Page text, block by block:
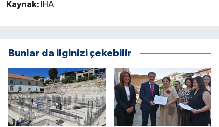
Kaynak: İHA
Bunlar da ilginizi çekebilir